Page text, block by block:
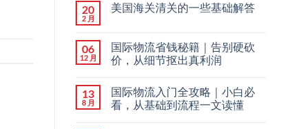
20
2 月
美国海关清关的一些基础解答
06
12 月
国际物流省钱秘籍｜告别硬砍
价，从细节抠出真利润
13
8 月
国际物流入门全攻略｜小白必
看，从基础到流程一文读懂